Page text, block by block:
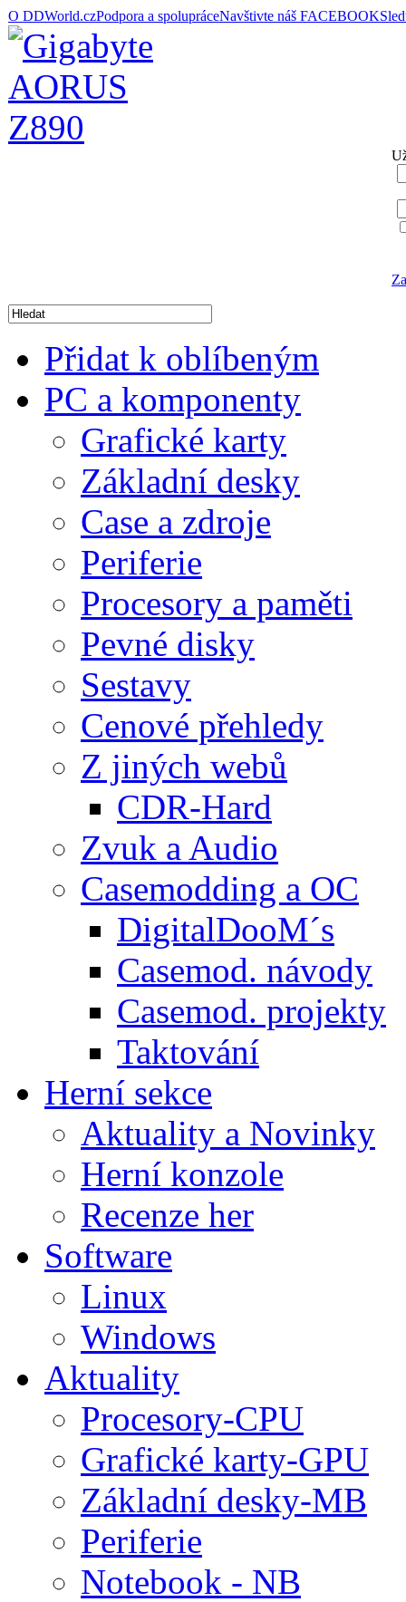
O DDWorld.czPodpora a spolupráceNavštivte náš FACEBOOK
Přidat k oblíbeným
PC a komponenty
Grafické karty
Základní desky
Case a zdroje
Periferie
Procesory a paměti
Pevné disky
Sestavy
Cenové přehledy
Z jiných webů
CDR-Hard
Zvuk a Audio
Casemodding a OC
DigitalDooM´s
Casemod. návody
Casemod. projekty
Taktování
Herní sekce
Aktuality a Novinky
Herní konzole
Recenze her
Software
Linux
Windows
Aktuality
Procesory-CPU
Grafické karty-GPU
Základní desky-MB
Periferie
Notebook - NB